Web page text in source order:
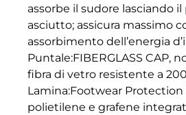
assorbe il sudore lasciando
asciutto; assicura massimo
assorbimento dell’energia
Puntale:FIBERGLASS CAP,
fibra di vetro resistente a
Lamina:Footwear Protection
polietilene e grafene